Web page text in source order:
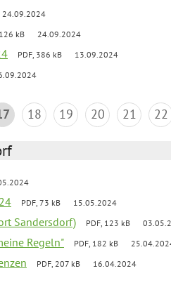
24.09.2024
kB 24.09.2024
PDF, 386 kB 13.09.2024
18 19 20 21 22
PDF, 73 kB 15.05.2024
Sandersdorf) PDF, 123 kB
Regeln" PDF, 182 kB
PDF, 207 kB 16.04.2024